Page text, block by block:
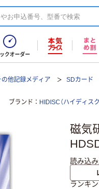
クオーダー
他記録メディア SDカード
ブランド HIDISC（ハイディスク
磁気
読み込
ランキ